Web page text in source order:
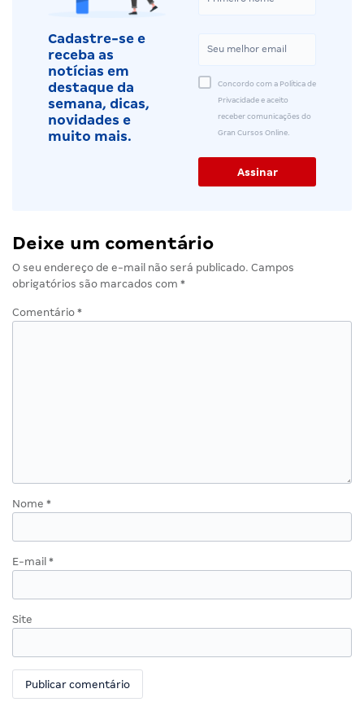
Cadastre-se e
receba as
notícias em
destaque da
semana, dicas,
novidades e
muito mais.
Concordo com a Política de
Privacidade e aceito
receber comunicações do
Gran Cursos Online.
Deixe um comentário
O seu endereço de e-mail não será publicado. Campos
obrigatórios são marcados com *
Comentário *
Nome *
E-mail *
Site